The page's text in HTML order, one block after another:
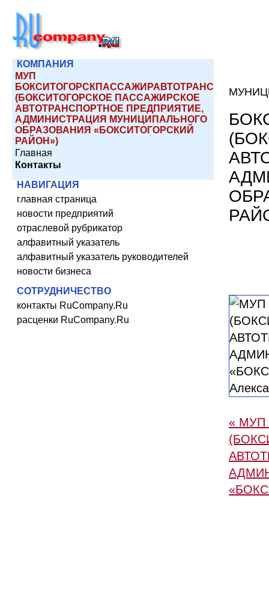
КОМПАНИЯ
МУП
БОКСИТОГОРСКПАССАЖИРАВТОТРАНС
(БОКСИТОГОРСКОЕ ПАССАЖИРСКОЕ
АВТОТРАНСПОРТНОЕ ПРЕДПРИЯТИЕ,
АДМИНИСТРАЦИЯ МУНИЦИПАЛЬНОГО
ОБРАЗОВАНИЯ «БОКСИТОГОРСКИЙ
РАЙОН»)
Главная
Контакты
НАВИГАЦИЯ
главная страница
новости предприятий
отраслевой рубрикатор
алфавитный указатель
алфавитный указатель руководителей
новости бизнеса
СОТРУДНИЧЕСТВО
контакты RuCompany.Ru
расценки RuCompany.Ru
« МУП